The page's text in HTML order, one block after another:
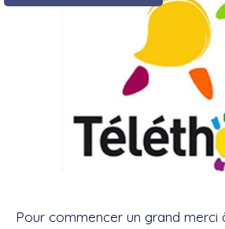
Pour commencer un grand merci